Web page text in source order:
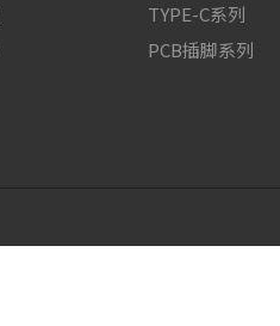
TYPE-C系列
PCB插脚系列